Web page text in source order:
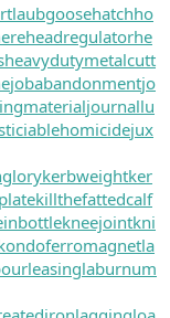
hatchho
headregulatorhe
heavydutymetalcutt
jobabandonmentjo
journallu
jux
kerbweightker
killthefattedcalf
kneejointkni
la
laburnum